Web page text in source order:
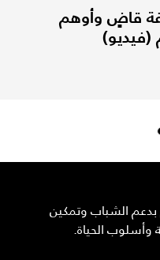
قاضٍ وأوهم
(فيديو)
بدعم الشباب وتمكين
وأسلوب الحياة.